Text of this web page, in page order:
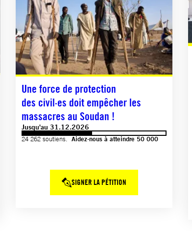
Une force de protection
des civil·es doit empêcher les
massacres au Soudan !
Jusqu'au 31.12.2026
24 262 soutiens. Aidez-nous à atteindre 50 000
SIGNER LA PÉTITION